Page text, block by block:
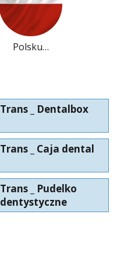
Polsku…
Trans _ Dentalbox
Trans _ Caja dental
Trans _ Pudelko
dentystyczne